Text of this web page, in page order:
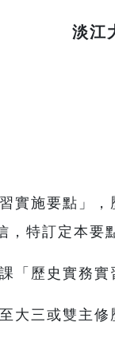
淡江
實施要點」
特訂定本要
「歷史實務
大三或雙主